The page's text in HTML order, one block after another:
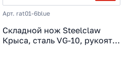
Арт. rat01-6blue
Складной нож Steelclaw
Крыса, сталь VG-10, рукоять